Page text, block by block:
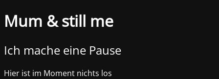
Mum & still me
Ich mache eine Pause
Hier ist im Moment nichts los